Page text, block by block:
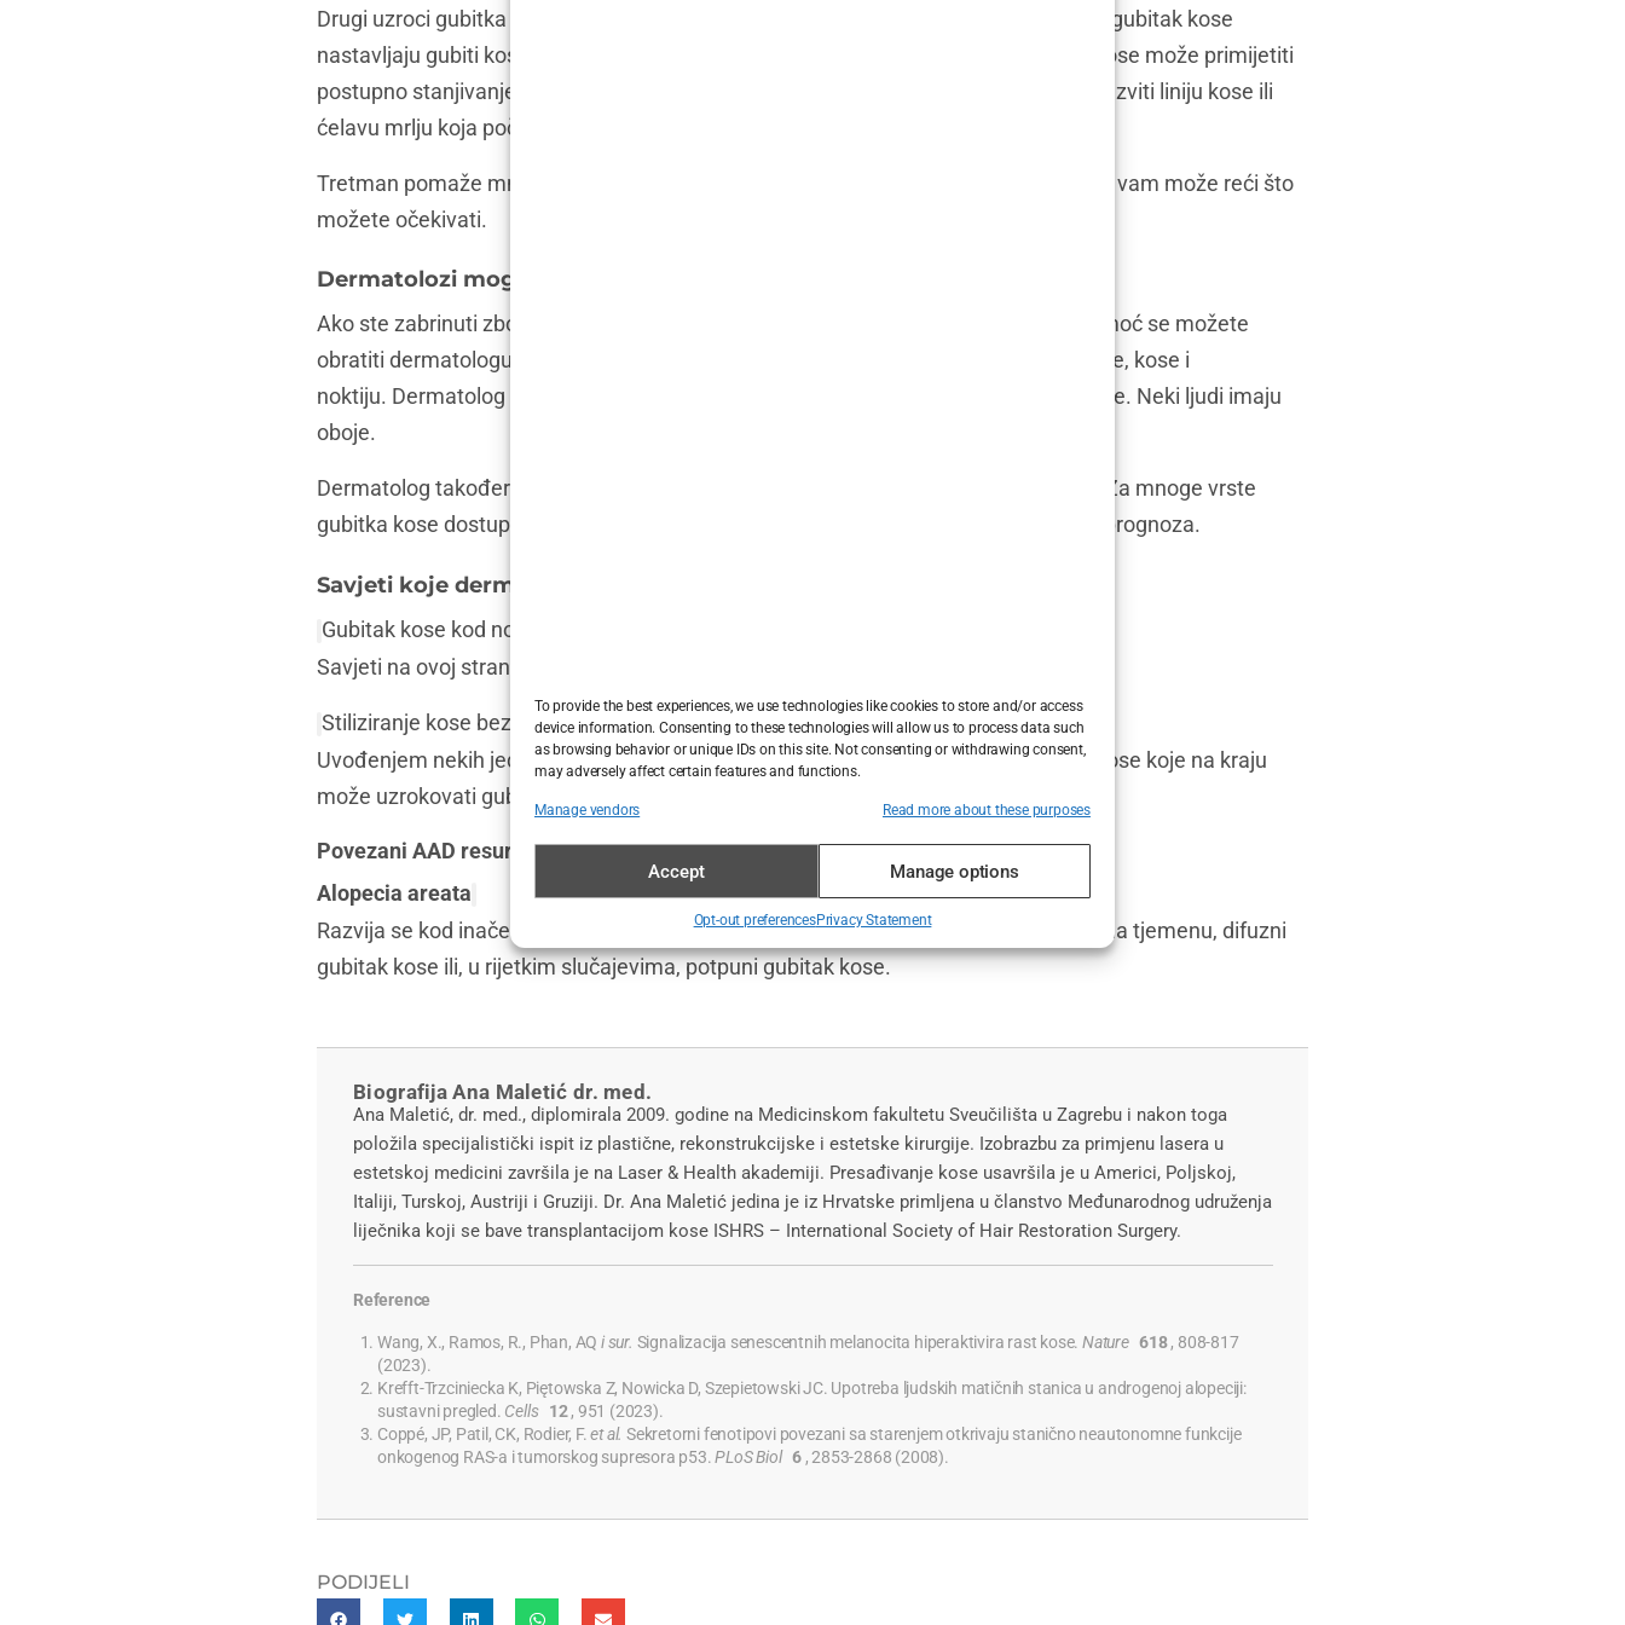
To provide the best experiences, we use technologies like cookies to store and/or access
device information. Consenting to these technologies will allow us to process data such
as browsing behavior or unique IDs on this site. Not consenting or withdrawing consent,
may adversely affect certain features and functions.
Manage vendors Read more about these purposes
Accept Manage options
Opt-out preferencesPrivacy Statement
Drugi uzroci gubitka kose mogu zahtijevati liječenje. Mnogi ljudi koji imaju nasljedni gubitak kose
nastavljaju gubiti kosu bez liječenja. Žena koja naslijedi gene za nasljedni gubitak kose može primijetiti
postupno stanjivanje. Muškarci koji imaju nasljedni gubitak kose imaju tendenciju razviti liniju kose ili
ćelavu mrlju koja počinje u središtu vlasišta.
Tretman pomaže mnogim ljudima koji imaju gubitak kose, ali ne svima. Dermatolog vam može reći što
možete očekivati.
Dermatolozi mogu razlikovati gubitak kose od opadanja kose
Ako ste zabrinuti zbog količine kose koja vam opada, ne morate šutke patiti. Za pomoć se možete
obratiti dermatologu. Ovi liječnici specijalizirani su za dijagnosticiranje i liječenje kože, kose i
noktiju. Dermatolog vam može reći imate li gubitak kose ili pretjerano ispadanje kose. Neki ljudi imaju
oboje.
Dermatolog također može pronaći uzrok ili uzroke i reći vam što možete očekivati. Za mnoge vrste
gubitka kose dostupni su učinkoviti tretmani. Što prije započne liječenje, to je bolja prognoza.
Savjeti koje dermatolozi daju svojim pacijentima
Gubitak kose kod novih mama
Savjeti na ovoj stranici mogu pomoći novim mamama da imaju bujniju kosu.
Stiliziranje kose bez oštećenja
Uvođenjem nekih jednostavnih promjena u njegu kose možete spriječiti lomljenje kose koje na kraju
može uzrokovati gubitak kose.
Povezani AAD resursi
Alopecia areata
Razvija se kod inače zdravih ljudi, ova bolest može uzrokovati okrugle ćelave mrlje na tjemenu, difuzni
gubitak kose ili, u rijetkim slučajevima, potpuni gubitak kose.
Biografija Ana Maletić dr. med.
Ana Maletić, dr. med., diplomirala 2009. godine na Medicinskom fakultetu Sveučilišta u Zagrebu i nakon toga
položila specijalistički ispit iz plastične, rekonstrukcijske i estetske kirurgije. Izobrazbu za primjenu lasera u
estetskoj medicini završila je na Laser & Health akademiji. Presađivanje kose usavršila je u Americi, Poljskoj,
Italiji, Turskoj, Austriji i Gruziji. Dr. Ana Maletić jedina je iz Hrvatske primljena u članstvo Međunarodnog udruženja
liječnika koji se bave transplantacijom kose ISHRS – International Society of Hair Restoration Surgery.
Reference
Wang, X., Ramos, R., Phan, AQ i sur. Signalizacija senescentnih melanocita hiperaktivira rast kose.Nature 618, 808-817
(2023).
Krefft-Trzciniecka K, Piętowska Z, Nowicka D, Szepietowski JC. Upotreba ljudskih matičnih stanica u androgenoj alopeciji:
sustavni pregled. Cells 12, 951 (2023).
Coppé, JP, Patil, CK, Rodier, F.et al.Sekretorni fenotipovi povezani sa starenjem otkrivaju stanično neautonomne funkcije
onkogenog RAS-a i tumorskog supresora p53.PLoS Biol 6, 2853-2868 (2008).
PODIJELI